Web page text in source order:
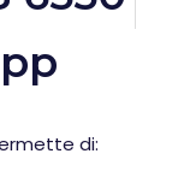
di: